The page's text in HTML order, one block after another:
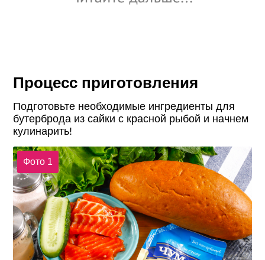
Процесс приготовления
Подготовьте необходимые ингредиенты для
бутерброда из сайки с красной рыбой и начнем
кулинарить!
Фото 1